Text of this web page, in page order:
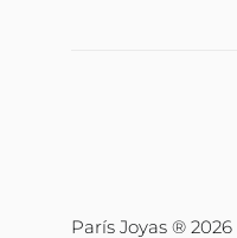
París Joyas ® 2026